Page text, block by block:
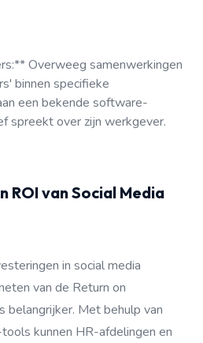
Overweeg samenwerkingen
binnen specifieke
een bekende software-
spreekt over zijn werkgever.
ROI van Social Media
in social media
van de Return on
belangrijker. Met behulp van
kunnen HR-afdelingen en